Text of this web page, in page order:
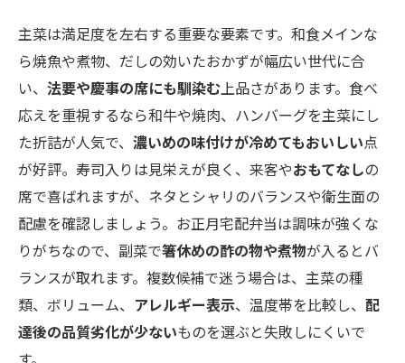
主菜は満足度を左右する重要な要素です。和食メインな
ら焼魚や煮物、だしの効いたおかずが幅広い世代に合
い、 法要や慶事の席にも馴染む上品さがあります。食べ
応えを重視するなら和牛や焼肉、ハンバーグを主菜にし
た折詰が人気で、 濃いめの味付けが冷めてもおいしい点
が好評。寿司入りは見栄えが良く、来客やおもてなしの
席で喜ばれますが、ネタとシャリのバランスや衛生面の
配慮を確認しましょう。お正月宅配弁当は調味が強くな
りがちなので、副菜で箸休めの酢の物や煮物が入るとバ
ランスが取れます。複数候補で迷う場合は、主菜の種
類、ボリューム、 アレルギー表示、温度帯を比較し、 配
達後の品質劣化が少ないものを選ぶと失敗しにくいで
す。